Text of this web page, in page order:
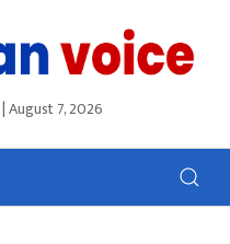
| August 7, 2026